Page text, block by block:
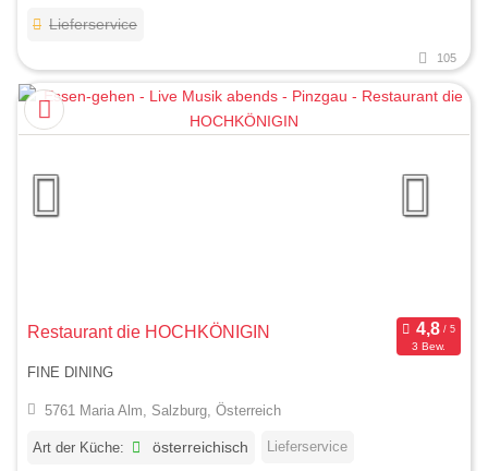
Lieferservice
105
Restaurant die HOCHKÖNIGIN
3 Bew.
FINE DINING
5761 Maria Alm, Salzburg, Österreich
Art der Küche: österreichisch Lieferservice